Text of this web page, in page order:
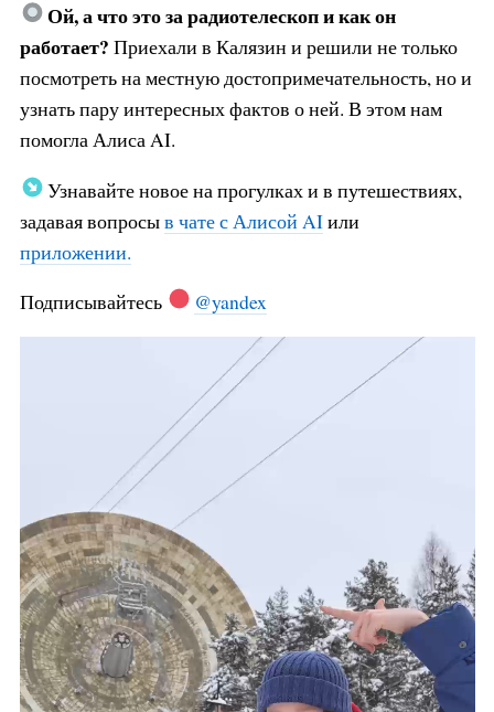
Ой, а что это за радиотелескоп и как он
работает? Приехали в Калязин и решили не только
посмотреть на местную достопримечательность, но и
узнать пару интересных фактов о ней. В этом нам
помогла Алиса AI.
Узнавайте новое на прогулках и в путешествиях,
задавая вопросыв чате с Алисой AIили
приложении.
Подписывайтесь
@yandex